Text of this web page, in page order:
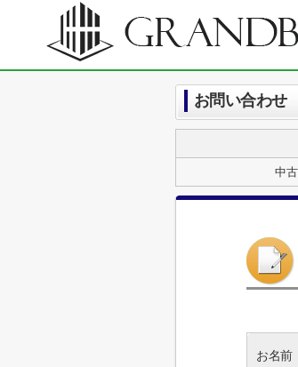
お問い合わせ
中
お名前